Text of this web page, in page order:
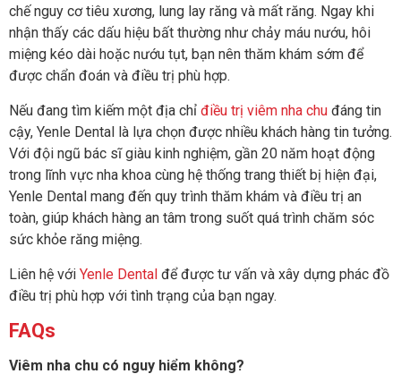
chế nguy cơ tiêu xương, lung lay răng và mất răng. Ngay khi
nhận thấy các dấu hiệu bất thường như chảy máu nướu, hôi
miệng kéo dài hoặc nướu tụt, bạn nên thăm khám sớm để
được chẩn đoán và điều trị phù hợp.
Nếu đang tìm kiếm một địa chỉ điều trị viêm nha chu đáng tin
cậy, Yenle Dental là lựa chọn được nhiều khách hàng tin tưởng.
Với đội ngũ bác sĩ giàu kinh nghiệm, gần 20 năm hoạt động
trong lĩnh vực nha khoa cùng hệ thống trang thiết bị hiện đại,
Yenle Dental mang đến quy trình thăm khám và điều trị an
toàn, giúp khách hàng an tâm trong suốt quá trình chăm sóc
sức khỏe răng miệng.
Liên hệ với Yenle Dental để được tư vấn và xây dựng phác đồ
điều trị phù hợp với tình trạng của bạn ngay.
FAQs
Viêm nha chu có nguy hiểm không?